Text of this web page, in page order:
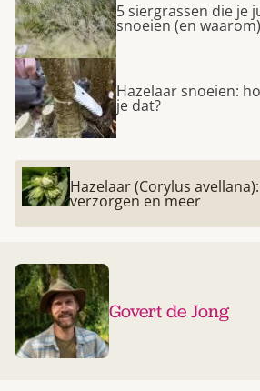
5 siergrassen die je
snoeien (en waarom)
Hazelaar snoeien:
je dat?
Hazelaar (Corylus
verzorgen en meer
Govert de Jong